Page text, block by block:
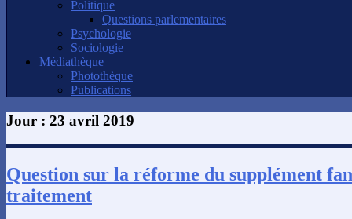
Politique
Questions parlementaires
Psychologie
Sociologie
Médiathèque
Photothèque
Publications
Jour : 23 avril 2019
Question sur la réforme du supplément
traitement